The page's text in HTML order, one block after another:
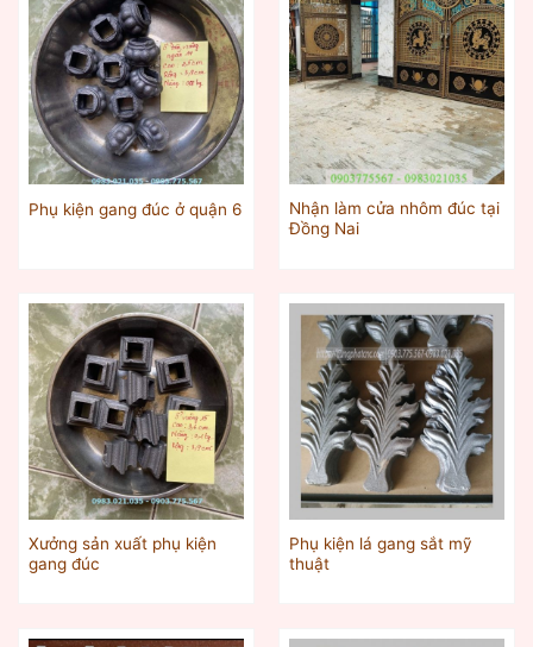
Phụ kiện gang đúc ở quận 6
Nhận làm cửa nhôm đúc tại
Đồng Nai
Xưởng sản xuất phụ kiện
gang đúc
Phụ kiện lá gang sắt mỹ
thuật